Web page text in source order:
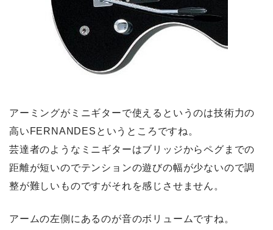
アーミングがミニギターで使えるというのは技術力の
高いFERNANDESというところですね。
芸達者のようなミニギターはブリッジからペグまでの
距離が短いのでテンションの遊びの幅が少ないので調
整が難しいものですがそれを感じさせません。
アームの左側にあるのが音のボリュームですね。